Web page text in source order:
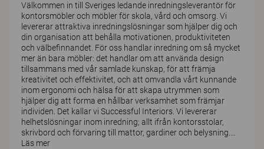
Välkommen in till Sveriges ledande inredningsleverantör för
kontorsmöbler och möbler för skola, vård och omsorg. Vi
levererar attraktiva inredningslösningar som hjälper dig och
din organisation att behålla motivationen, produktiviteten
och välbefinnandet. För oss handlar inredning om så mycket
mer än bara möbler: det handlar om att använda design
tillsammans med vår samlade kunskap, för att främja
kreativitet och effektivitet, och att omvandla vårt kunnande
inom ergonomi och hälsa för att skapa utrymmen som
hjälper dig att forma en hållbar verksamhet som främjar
individen. Det kallar vi Successful Interiors. Vi levererar
helhetslösningar inom inredning; allt ifrån kontorsstolar,
skrivbord och förvaring till mattor, gardiner och belysning.…
Läs mer